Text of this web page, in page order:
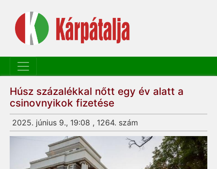
Húsz százalékkal nőtt egy év alatt a
csinovnyikok fizetése
2025. június 9., 19:08 , 1264. szám